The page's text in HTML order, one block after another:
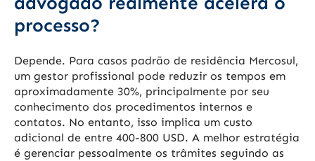
processo?
Depende. Para casos padrão de residência Mercosul,
um gestor profissional pode reduzir os tempos em
aproximadamente 30%, principalmente por seu
conhecimento dos procedimentos internos e
contatos. No entanto, isso implica um custo
adicional de entre 400-800 USD. A melhor estratégia
é gerenciar pessoalmente os trâmites seguindo as